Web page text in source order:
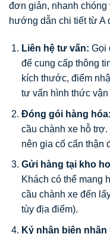
đơn giản, nhanh
hướng dẫn chi tiết từ A
Liên hệ tư vấn: Gọi
để cung cấp thông
kích thước, điểm
tư vấn hình thức
Đóng gói hàng hóa:
cầu chành xe hỗ
nên gia cố cẩn thận
Gửi hàng tại kho
Khách có thể mang
cầu chành xe đến
tùy địa điểm).
Ký nhận biên nhận